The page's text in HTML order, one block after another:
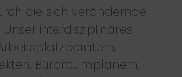
die sich verändernde
interdisziplinäres
Büroraumplanern,